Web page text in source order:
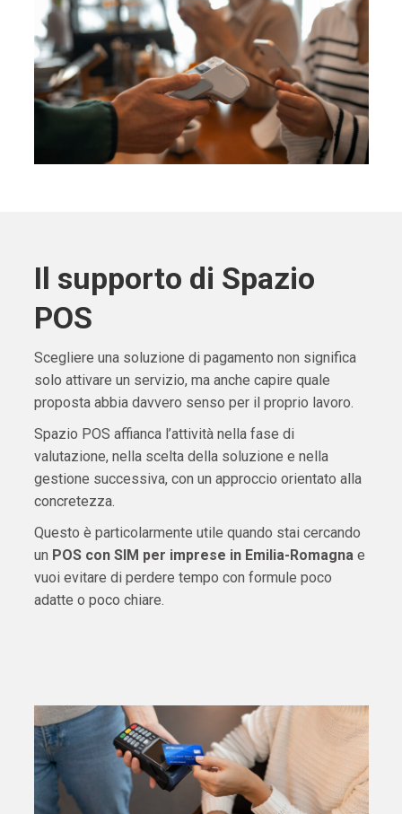
Il supporto di Spazio
POS
Scegliere una soluzione di pagamento non significa
solo attivare un servizio, ma anche capire quale
proposta abbia davvero senso per il proprio lavoro.
Spazio POS affianca l’attività nella fase di
valutazione, nella scelta della soluzione e nella
gestione successiva, con un approccio orientato alla
concretezza.
Questo è particolarmente utile quando stai cercando
un POS con SIM per imprese in Emilia-Romagnae
vuoi evitare di perdere tempo con formule poco
adatte o poco chiare.